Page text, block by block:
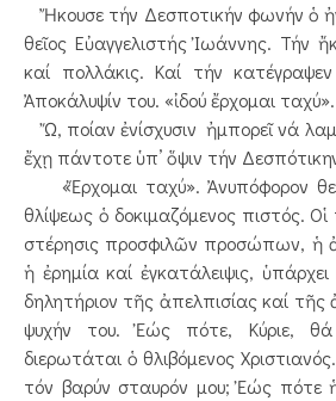
Ἤκουσε τήν Δεσποτικήν φωνήν ὁ
θεῖος Εὐαγγελιστής Ἰωάννης. Τήν
καί πολλάκις. Καί τήν
Ἀποκάλυψίν του. «ἰδού ἔρχομαι ταχύ».
Ὤ, ποίαν ἐνίσχυσιν ἠμπορεῖ νά
ἔχῃ πάντοτε ὑπ’ ὅψιν τήν
«Ἔρχομαι ταχύ». Ἀνυπόφορον
θλίψεως ὁ δοκιμαζόμενος πιστός.
στέρησις προσφιλῶν προσώπων, ἡ
ἡ ἐρημία καί ἐγκατάλειψις,
δηλητήριον τῆς ἀπελπισίας καί τῆς
ψυχήν του. Ἐώς πότε, Κύριε, θά
διερωτάται ὁ θλιβόμενος
τόν βαρύν σταυρόν μου; Ἐώς πότε